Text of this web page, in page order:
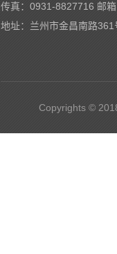
传真：0931-8827716 邮箱
地址：兰州市金昌南路
Copyrights ©